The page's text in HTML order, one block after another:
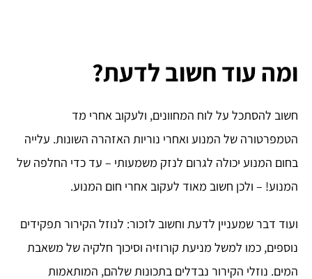
ומה עוד חשוב לדעת?
חשוב להסתכל על לוח המחוונים, ולעקוב אחרי מד
הטמפרטורה של המנוע ואחרי נוריות האזהרה השונות. עלייה
בחום המנוע יכולה לגרום לנזק משמעותי – עד כדי החלפה של
המנוע! – ולכן חשוב מאוד לעקוב אחרי חום המנוע.
ועוד דבר שמעניין לדעת וחשוב לזכור: לנוזל הקירור תפקידים
נוספים, כמו למשל מניעת קורוזיה וסיכוך חלקיה של משאבת
המים. נוזלי הקירור נבדלים בתכונות שלהם, המותאמות